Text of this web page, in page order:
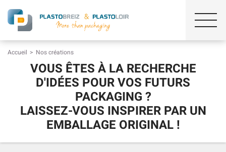
Accueil Nos créations
VOUS ÊTES À LA RECHERCHE
D'IDÉES POUR VOS FUTURS
PACKAGING ?
LAISSEZ-VOUS INSPIRER PAR UN
EMBALLAGE ORIGINAL !